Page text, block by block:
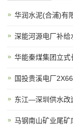
华润水泥(合浦)有
深能河源电厂补给
华能秦煤集团立式
国投贵溪电厂
东江—深圳供水改
马钢南山矿业尾